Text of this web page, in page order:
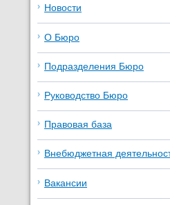
Новости
О Бюро
Подразделения Бюро
Руководство Бюро
Правовая база
Внебюджетная
Вакансии